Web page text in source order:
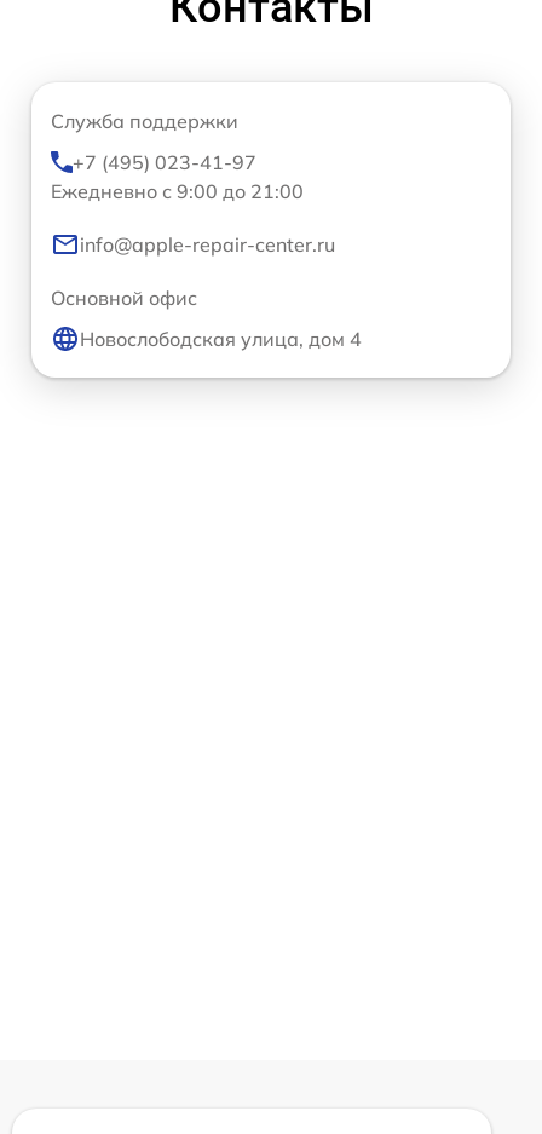
Служба поддержки
+7 (495) 023-41-97
Ежедневно с 9:00 до 21:00
info@apple-repair-center.ru
Основной офис
Новослободская улица, дом 4